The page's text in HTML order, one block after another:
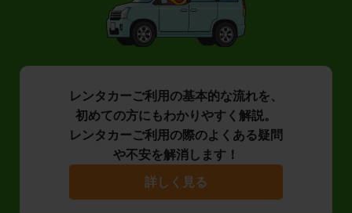
レンタカーご利用の基本的な流れを、
初めての方にもわかりやすく解説。
レンタカーご利用の際のよくある疑問
や不安を解消します！
詳しく見る